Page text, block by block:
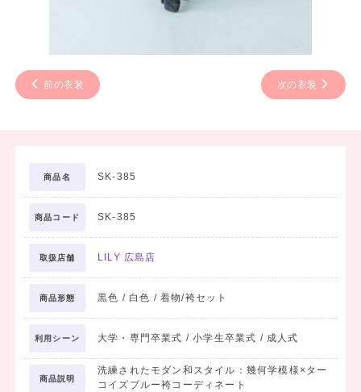
前の衣装 次の衣装
商品名 SK-385
商品コード SK-385
取扱店舗 LILY 広島店
商品形態 黒色 / 白色 / 着物/袴セット
利用シーン 大学・専門卒業式 / 小学生卒業式 / 成人式
商品説明
洗練されたモダン和スタイル：幾何学模様×ター
コイズブルー袴コーディネート